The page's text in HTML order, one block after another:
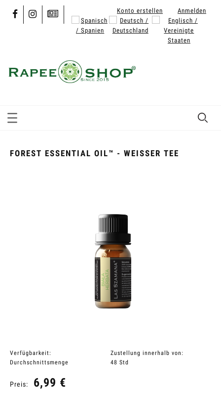
Konto erstellen Anmelden
FOREST ESSENTIAL OIL™ - WEISSER TEE
Verfügbarkeit:
Durchschnittsmenge
Zustellung innerhalb von:
48 Std
Preis: 6,99 €